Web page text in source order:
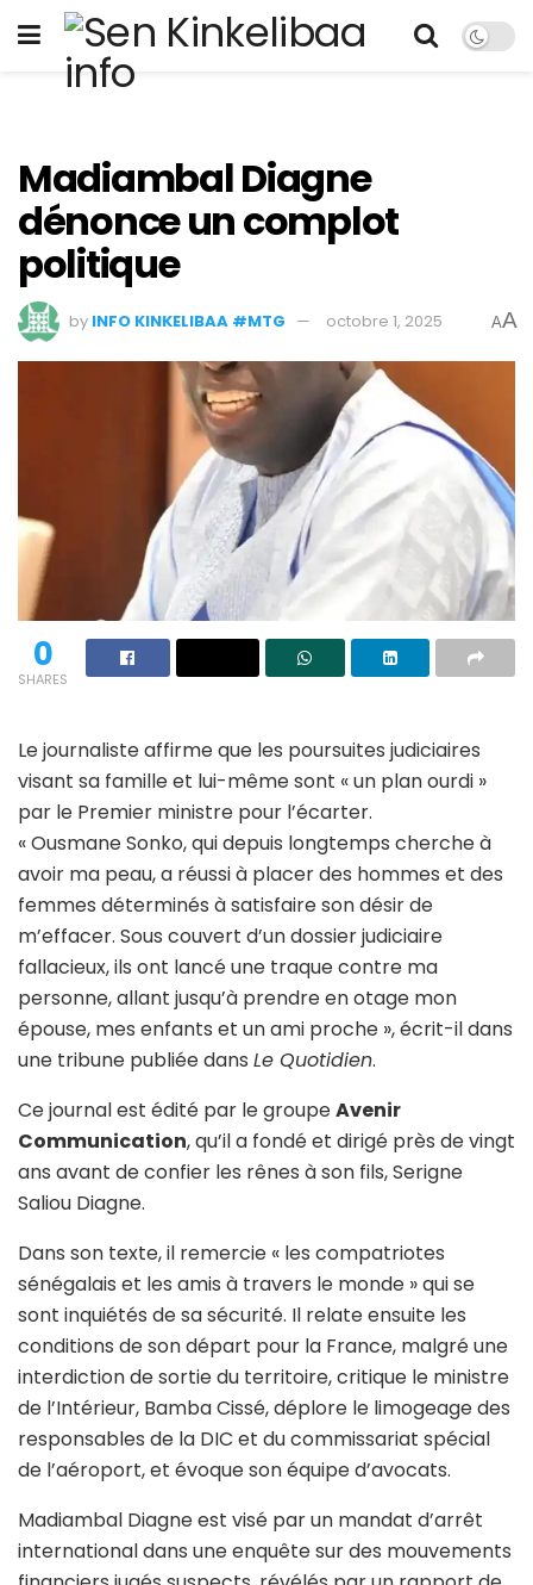
Madiambal Diagne
dénonce un complot
politique
by INFO KINKELIBAA #MTG octobre 1, 2025 AA
0
SHARES
Le journaliste affirme que les poursuites judiciaires
visant sa famille et lui-même sont « un plan ourdi »
par le Premier ministre pour l’écarter.
« Ousmane Sonko, qui depuis longtemps cherche à
avoir ma peau, a réussi à placer des hommes et des
femmes déterminés à satisfaire son désir de
m’effacer. Sous couvert d’un dossier judiciaire
fallacieux, ils ont lancé une traque contre ma
personne, allant jusqu’à prendre en otage mon
épouse, mes enfants et un ami proche », écrit-il dans
une tribune publiée dans Le Quotidien.
Ce journal est édité par le groupeAvenir
Communication, qu’il a fondé et dirigé près de vingt
ans avant de confier les rênes à son fils, Serigne
Saliou Diagne.
Dans son texte, il remercie « les compatriotes
sénégalais et les amis à travers le monde » qui se
sont inquiétés de sa sécurité. Il relate ensuite les
conditions de son départ pour la France, malgré une
interdiction de sortie du territoire, critique le ministre
de l’Intérieur, Bamba Cissé, déplore le limogeage des
responsables de la DIC et du commissariat spécial
de l’aéroport, et évoque son équipe d’avocats.
Madiambal Diagne est visé par un mandat d’arrêt
international dans une enquête sur des mouvements